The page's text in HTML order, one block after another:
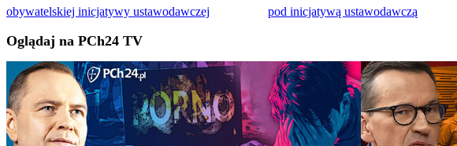
obywatelskiej inicjatywy ustawodawczej
pod inicjatywą ustawodawczą
Oglądaj na PCh24 TV